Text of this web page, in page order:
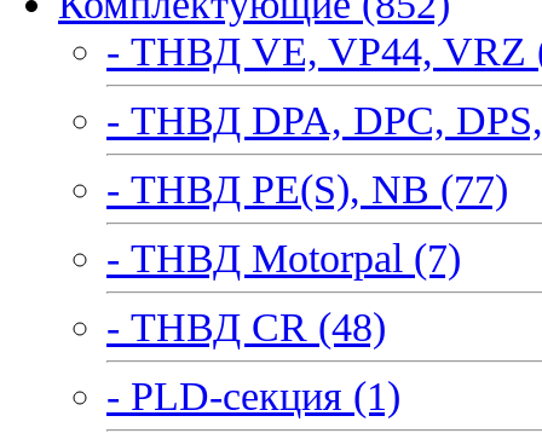
- ТНВД VE, VP44, VRZ
- ТНВД DPA, DPC,
- ТНВД PE(S), NB (77)
- ТНВД Motorpal (7)
- ТНВД CR (48)
- PLD-секция (1)